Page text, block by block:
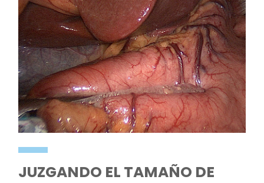
JUZGANDO EL TAMAÑO DE